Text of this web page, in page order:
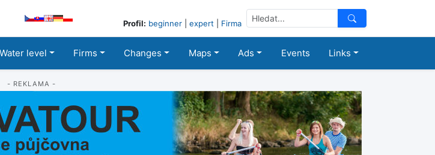
Profil: beginner expert Firma
Water level Firms Changes Maps Ads Events Links
- REKLAMA -